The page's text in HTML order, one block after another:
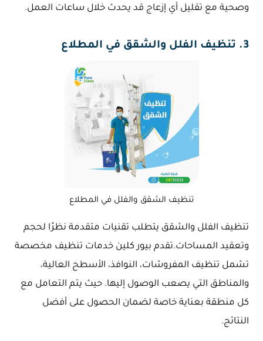
وصحية مع تقليل أي إزعاج قد يحدث خلال ساعات العمل.
3. تنظيف الفلل والشقق في المطلاع
تنظيف الشقق والفلل في المطلاع
تنظيف الفلل والشقق يتطلب تقنيات متقدمة نظرًا لحجم
وتعقيد المساحات.تقدم بيور كلين خدمات تنظيف مخصصة
تشمل تنظيف المفروشات، النوافذ، الأسطح العالية،
والمناطق التي يصعب الوصول إليها. حيث يتم التعامل مع
كل منطقة بعناية خاصة لضمان الحصول على أفضل
النتائج.